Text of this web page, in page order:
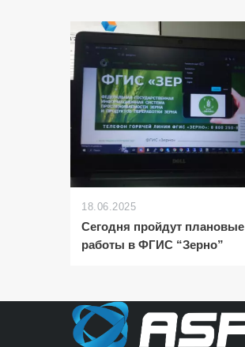
18.06.2025
Сегодня пройдут плановые
работы в ФГИС “Зерно”